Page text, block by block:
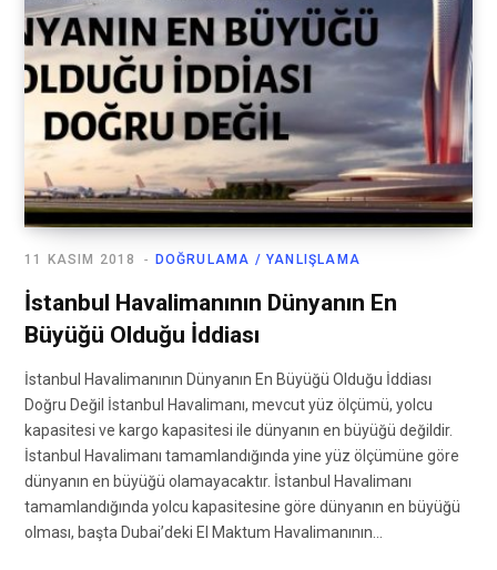
DOĞRULAMA / YANLIŞLAMA
11 KASIM 2018
İstanbul Havalimanının Dünyanın En
Büyüğü Olduğu İddiası
İstanbul Havalimanının Dünyanın En Büyüğü Olduğu İddiası
Doğru Değil İstanbul Havalimanı, mevcut yüz ölçümü, yolcu
kapasitesi ve kargo kapasitesi ile dünyanın en büyüğü değildir.
İstanbul Havalimanı tamamlandığında yine yüz ölçümüne göre
dünyanın en büyüğü olamayacaktır. İstanbul Havalimanı
tamamlandığında yolcu kapasitesine göre dünyanın en büyüğü
olması, başta Dubai’deki El Maktum Havalimanının…